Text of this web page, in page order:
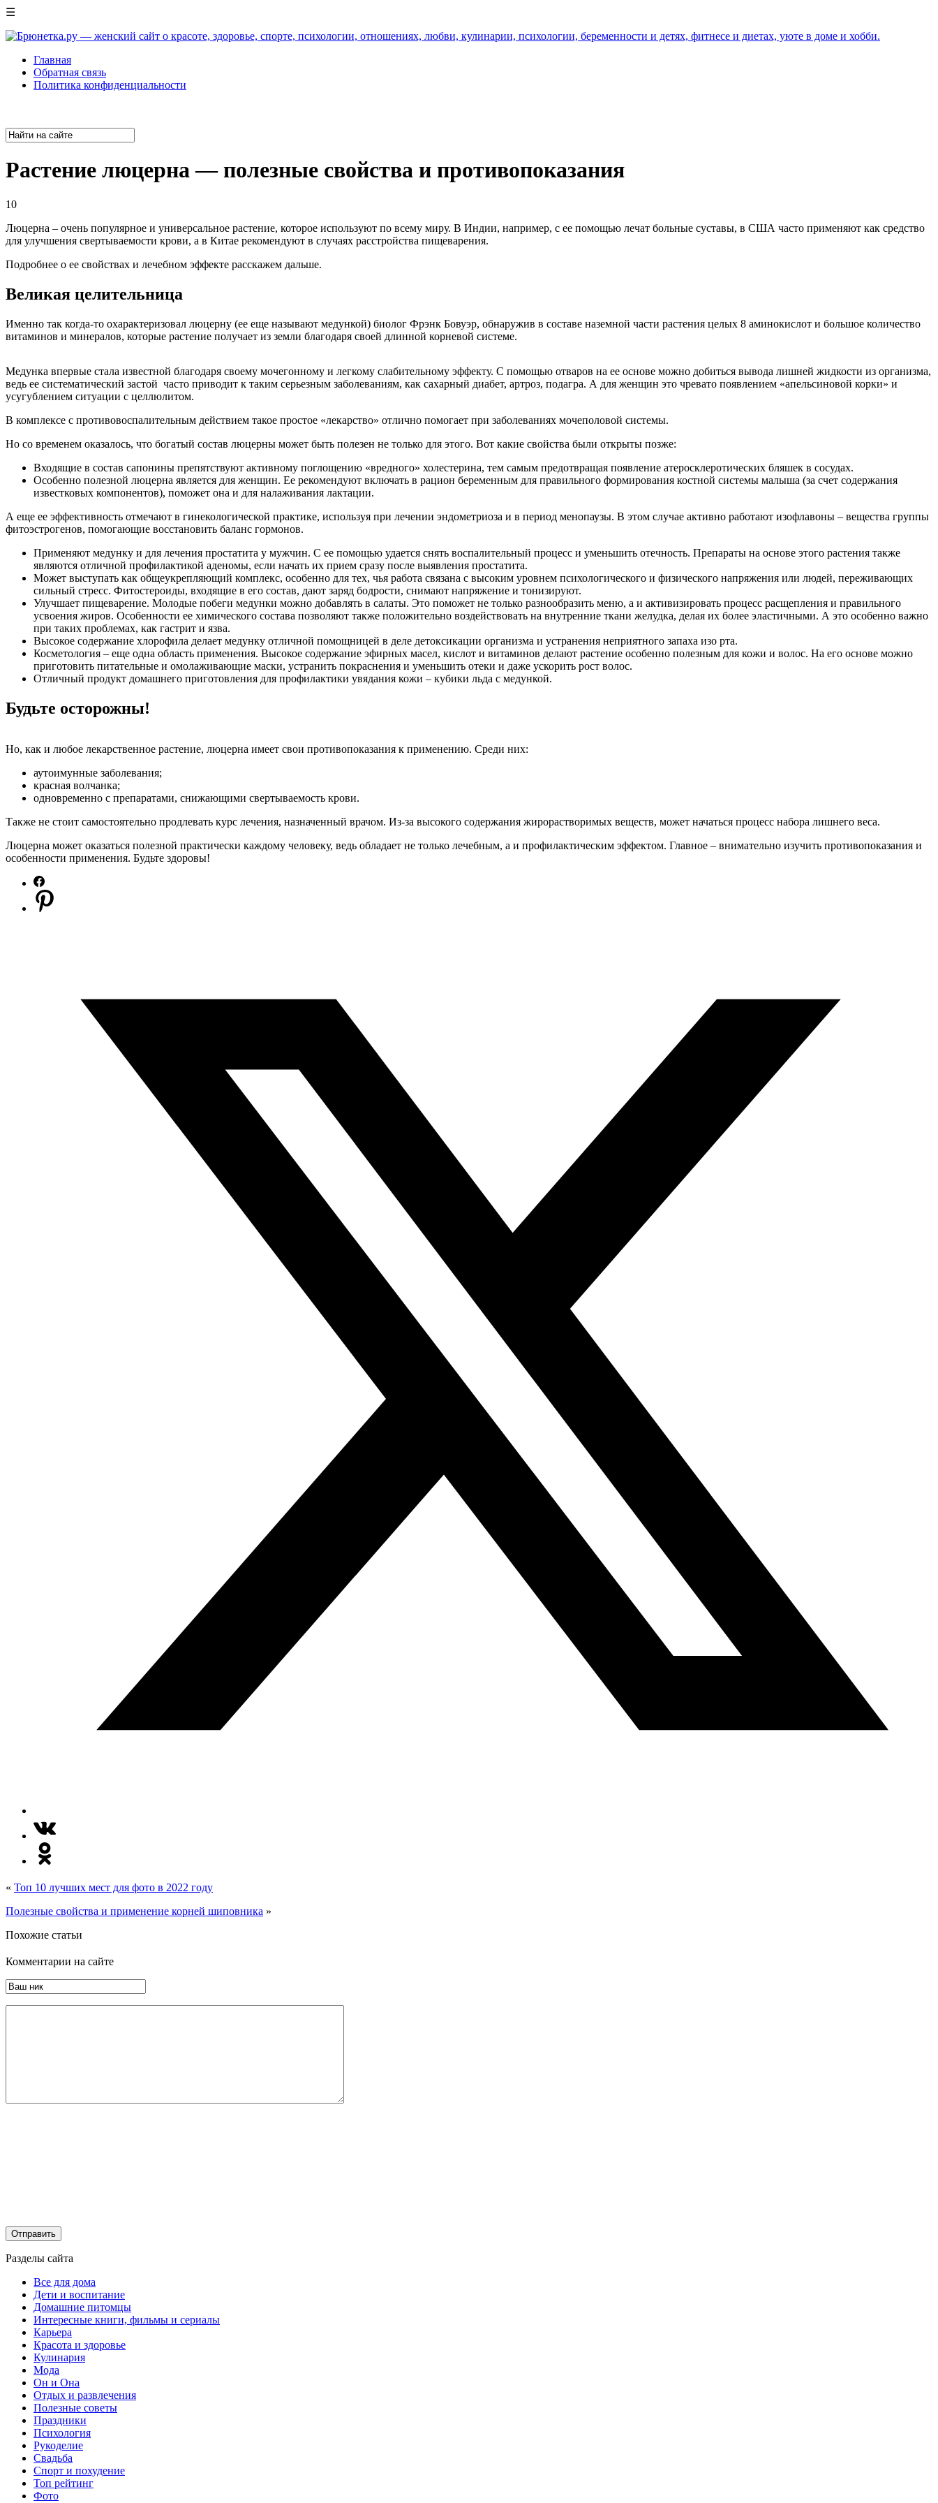
☰
Главная
Обратная связь
Политика конфиденциальности
Растение люцерна — полезные свойства и противопоказания
10
Люцерна – очень популярное и универсальное растение, которое используют по всему миру. В Индии, например, с ее помощью лечат больные суставы, в США часто применяют как средство
для улучшения свертываемости крови, а в Китае рекомендуют в случаях расстройства пищеварения.
Подробнее о ее свойствах и лечебном эффекте расскажем дальше.
Великая целительница
Именно так когда-то охарактеризовал люцерну (ее еще называют медункой) биолог Фрэнк Бовуэр, обнаружив в составе наземной части растения целых 8 аминокислот и большое количество
витаминов и минералов, которые растение получает из земли благодаря своей длинной корневой системе.
Медунка впервые стала известной благодаря своему мочегонному и легкому слабительному эффекту. С помощью отваров на ее основе можно добиться вывода лишней жидкости из организма,
ведь ее систематический застой часто приводит к таким серьезным заболеваниям, как сахарный диабет, артроз, подагра. А для женщин это чревато появлением «апельсиновой корки» и
усугублением ситуации с целлюлитом.
В комплексе с противовоспалительным действием такое простое «лекарство» отлично помогает при заболеваниях мочеполовой системы.
Но со временем оказалось, что богатый состав люцерны может быть полезен не только для этого. Вот какие свойства были открыты позже:
Входящие в состав сапонины препятствуют активному поглощению «вредного» холестерина, тем самым предотвращая появление атеросклеротических бляшек в сосудах.
Особенно полезной люцерна является для женщин. Ее рекомендуют включать в рацион беременным для правильного формирования костной системы малыша (за счет содержания
известковых компонентов), поможет она и для налаживания лактации.
А еще ее эффективность отмечают в гинекологической практике, используя при лечении эндометриоза и в период менопаузы. В этом случае активно работают изофлавоны – вещества группы
фитоэстрогенов, помогающие восстановить баланс гормонов.
Применяют медунку и для лечения простатита у мужчин. С ее помощью удается снять воспалительный процесс и уменьшить отечность. Препараты на основе этого растения также
являются отличной профилактикой аденомы, если начать их прием сразу после выявления простатита.
Может выступать как общеукрепляющий комплекс, особенно для тех, чья работа связана с высоким уровнем психологического и физического напряжения или людей, переживающих
сильный стресс. Фитостероиды, входящие в его состав, дают заряд бодрости, снимают напряжение и тонизируют.
Улучшает пищеварение. Молодые побеги медунки можно добавлять в салаты. Это поможет не только разнообразить меню, а и активизировать процесс расщепления и правильного
усвоения жиров. Особенности ее химического состава позволяют также положительно воздействовать на внутренние ткани желудка, делая их более эластичными. А это особенно важно
при таких проблемах, как гастрит и язва.
Высокое содержание хлорофила делает медунку отличной помощницей в деле детоксикации организма и устранения неприятного запаха изо рта.
Косметология – еще одна область применения. Высокое содержание эфирных масел, кислот и витаминов делают растение особенно полезным для кожи и волос. На его основе можно
приготовить питательные и омолаживающие маски, устранить покраснения и уменьшить отеки и даже ускорить рост волос.
Отличный продукт домашнего приготовления для профилактики увядания кожи – кубики льда с медункой.
Будьте осторожны!
Но, как и любое лекарственное растение, люцерна имеет свои противопоказания к применению. Среди них:
аутоимунные заболевания;
красная волчанка;
одновременно с препаратами, снижающими свертываемость крови.
Также не стоит самостоятельно продлевать курс лечения, назначенный врачом. Из-за высокого содержания жирорастворимых веществ, может начаться процесс набора лишнего веса.
Люцерна может оказаться полезной практически каждому человеку, ведь обладает не только лечебным, а и профилактическим эффектом. Главное – внимательно изучить противопоказания и
особенности применения. Будьте здоровы!
« Топ 10 лучших мест для фото в 2022 году
Полезные свойства и применение корней шиповника »
Похожие статьи
Комментарии на сайте
Разделы сайта
Все для дома
Дети и воспитание
Домашние питомцы
Интересные книги, фильмы и сериалы
Карьера
Красота и здоровье
Кулинария
Мода
Он и Она
Отдых и развлечения
Полезные советы
Праздники
Психология
Рукоделие
Свадьба
Спорт и похудение
Топ рейтинг
Фото